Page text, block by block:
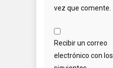
vez que comente.
Recibir un correo
electrónico con los